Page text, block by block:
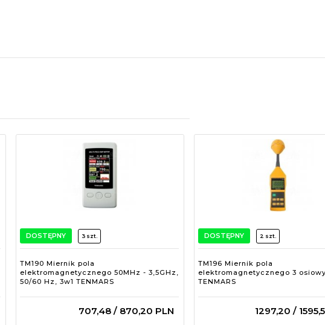
DOSTĘPNY 3 szt.
TM190 Miernik pola
elektromagnetycznego 50MHz - 3,5GHz,
50/60 Hz, 3w1 TENMARS
707,48 / 870,20 PLN
DOSTĘPNY 2 szt.
TM196 Miernik pola
elektromagnetycznego 3
TENMARS
1297,20 /